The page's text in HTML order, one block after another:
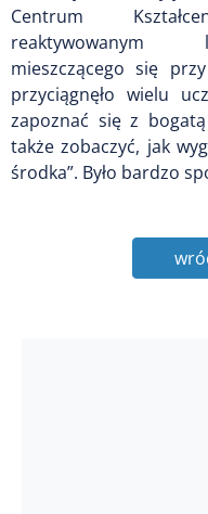
Centrum
reaktywowanym
mieszczącego się
przyciągnęło wielu
zapoznać się z
także zobaczyć, jak
środka”. Było bardzo